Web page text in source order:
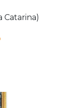
Catarina)